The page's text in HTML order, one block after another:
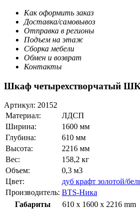
Как оформить заказ
Доставка/самовывоз
Отправка в регионы
Подъем на этаж
Сборка мебели
Обмен и возврат
Контакты
Шкаф четырехстворчатый
Артикул: 20152
Материал:
ЛДСП
Ширина:
1600 мм
Глубина:
610 мм
Высота:
2216 мм
Вес:
158,2 кг
Объем:
0,3 м3
Цвет:
дуб крафт золотой/
Производитель: BTS-Ника
Габариты
610 x 1600 x 2216 mm